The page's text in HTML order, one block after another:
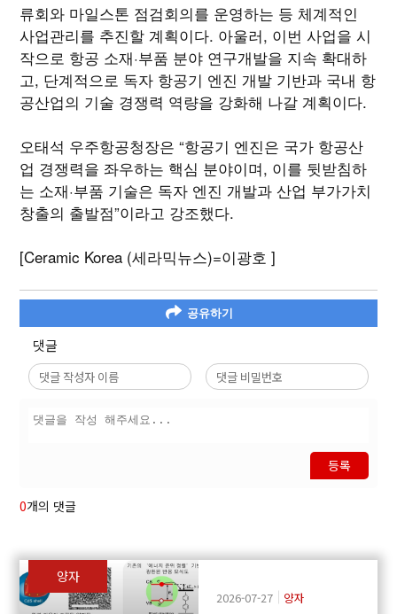
류회와 마일스톤 점검회의를 운영하는 등 체계적인
사업관리를 추진할 계획이다. 아울러, 이번 사업을 시
작으로 항공 소재·부품 분야 연구개발을 지속 확대하
고, 단계적으로 독자 항공기 엔진 개발 기반과 국내 항
공산업의 기술 경쟁력 역량을 강화해 나갈 계획이다.
오태석 우주항공청장은 “항공기 엔진은 국가 항공산
업 경쟁력을 좌우하는 핵심 분야이며, 이를 뒷받침하
는 소재·부품 기술은 독자 엔진 개발과 산업 부가가치
창출의 출발점”이라고 강조했다.
[Ceramic Korea (세라믹뉴스)=이광호 ]
공유하기
댓글
등록
0개의 댓글
양자
2026-07-27 양자